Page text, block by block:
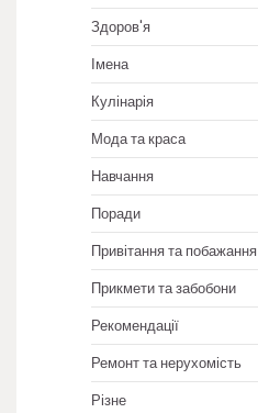
Здоров'я
Імена
Кулінарія
Мода та краса
Навчання
Поради
Привітання та побажання
Прикмети та забобони
Рекомендації
Ремонт та нерухомість
Різне